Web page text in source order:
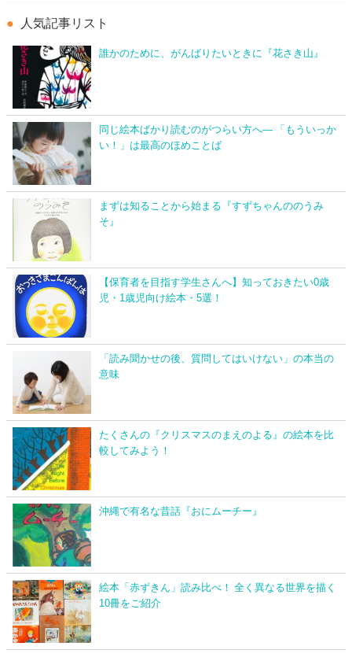
人気記事リスト
誰かのために、がんばりたいときに『花さき山』
同じ絵本ばかり読むのがつらい方へ― 「もういっか
い！」は最高のほめことば
まずは知ることから始まる『すずちゃんののうみ
そ』
【保育者を目指す学生さんへ】知っておきたい0歳
児・1歳児向け絵本・5選！
「読み聞かせの後、質問してはいけない」の本当の
意味
たくさんの『クリスマスのまえのよる』の絵本を比
較してみよう！
沖縄で有名な昔話『おにムーチー』
絵本「赤ずきん」読み比べ！ 全く異なる世界を描く
10冊をご紹介